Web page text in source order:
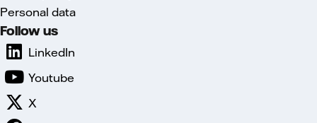
Personal data
Follow us
LinkedIn
Youtube
X